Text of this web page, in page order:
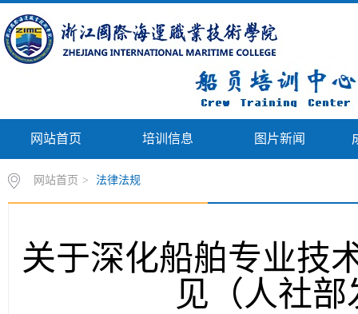
网站首页 培训信息 图片新闻
网站首页 > 法律法规
关于深化船舶专业技
见（人社部